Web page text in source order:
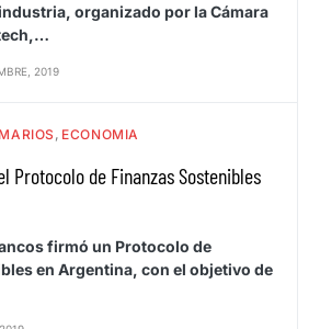
organizado por la Cámara
2019
ECONOMIA
Protocolo de Finanzas Sostenibles
firmó un Protocolo de
en Argentina, con el objetivo de